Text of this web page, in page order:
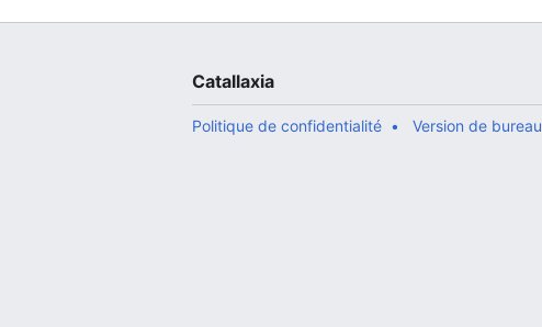
Catallaxia
Politique de confidentialité Version de bureau